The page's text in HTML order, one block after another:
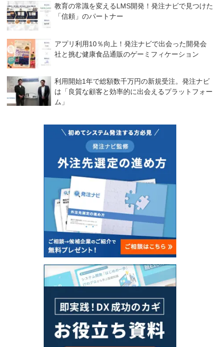
教育の常識を変えるLMS開発！発注ナビで見つけた
「信頼」のパートナー
アプリ利用10％向上！発注ナビで出会った開発会
社と挑む健康食品通販のゲーミフィケーション
利用開始1年で総額数千万円の新規受注。発注ナビ
は「良質な顧客と効率的に出会えるプラットフォー
ム」